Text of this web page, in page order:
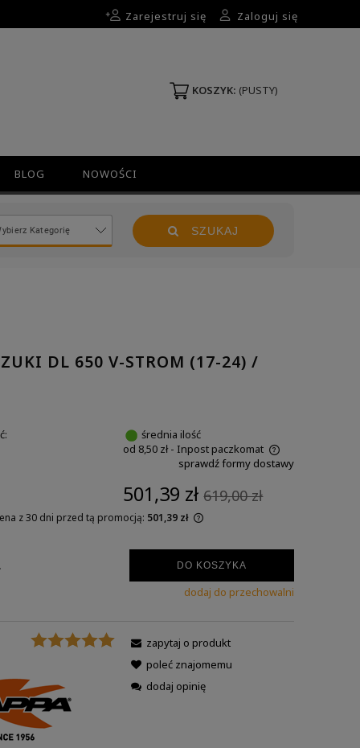
Zarejestruj się Zaloguj się
KOSZYK: (PUSTY)
BLOG NOWOŚCI
SZUKAJ
DL 650 V-STROM (17-24) /
średnia ilość
od 8,50 zł - Inpost paczkomat
sprawdź formy dostawy
501,39 zł 619,00 zł
z 30 dni przed tą promocją: 501,39 zł
DO KOSZYKA
dodaj do przechowalni
zapytaj o produkt
poleć znajomemu
dodaj opinię